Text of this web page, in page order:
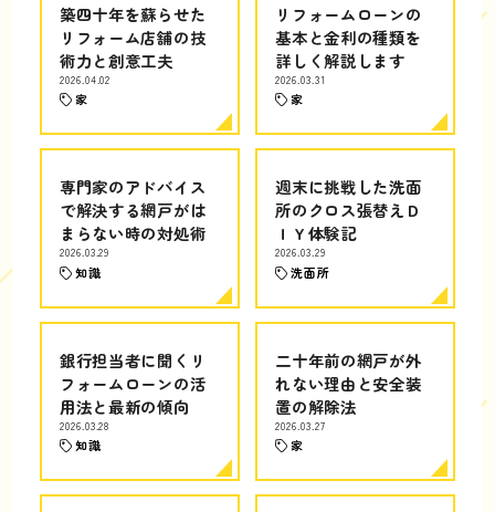
築四十年を蘇らせた
リフォーム店舗の技
術力と創意工夫
2026.04.02
家
リフォームローンの
基本と金利の種類を
詳しく解説します
2026.03.31
家
専門家のアドバイス
で解決する網戸がは
まらない時の対処術
2026.03.29
知識
週末に挑戦した洗面
所のクロス張替えＤ
ＩＹ体験記
2026.03.29
洗面所
銀行担当者に聞くリ
フォームローンの活
用法と最新の傾向
2026.03.28
知識
二十年前の網戸が外
れない理由と安全装
置の解除法
2026.03.27
家